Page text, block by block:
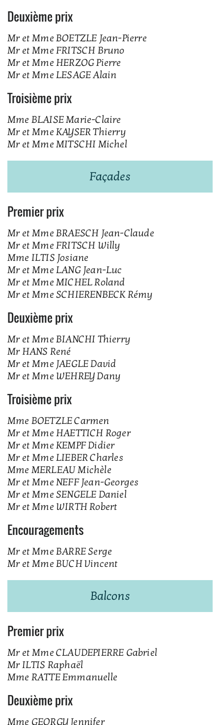
Deuxième prix
Mr et Mme BOETZLE Jean-Pierre
Mr et Mme FRITSCH Bruno
Mr et Mme HERZOG Pierre
Mr et Mme LESAGE Alain
Troisième prix
Mme BLAISE Marie-Claire
Mr et Mme KAYSER Thierry
Mr et Mme MITSCHI Michel
Façades
Premier prix
Mr et Mme BRAESCH Jean-Claude
Mr et Mme FRITSCH Willy
Mme ILTIS Josiane
Mr et Mme LANG Jean-Luc
Mr et Mme MICHEL Roland
Mr et Mme SCHIERENBECK Rémy
Deuxième prix
Mr et Mme BIANCHI Thierry
Mr HANS René
Mr et Mme JAEGLE David
Mr et Mme WEHREY Dany
Troisième prix
Mme BOETZLE Carmen
Mr et Mme HAETTICH Roger
Mr et Mme KEMPF Didier
Mr et Mme LIEBER Charles
Mme MERLEAU Michèle
Mr et Mme NEFF Jean-Georges
Mr et Mme SENGELE Daniel
Mr et Mme WIRTH Robert
Encouragements
Mr et Mme BARRE Serge
Mr et Mme BUCH Vincent
Balcons
Premier prix
Mr et Mme CLAUDEPIERRE Gabriel
Mr ILTIS Raphaël
Mme RATTE Emmanuelle
Deuxième prix
Mme GEORGY Jennifer